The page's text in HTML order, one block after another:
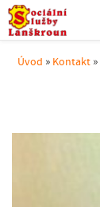
Úvod » Kontakt »